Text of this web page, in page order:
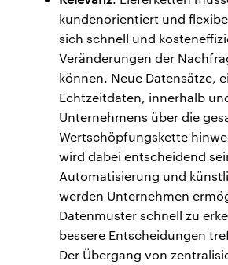
kundenorientiert und
sich schnell und
Veränderungen der
können. Neue Datensätze,
Echtzeitdaten, innerhalb
Unternehmens über die
Wertschöpfungskette
wird dabei entscheidend
Automatisierung und
werden Unternehmen
Datenmuster schnell zu
bessere Entscheidungen
Der Übergang von